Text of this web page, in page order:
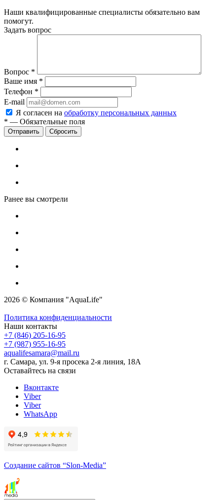
Наши квалифицированные специалисты обязательно вам
помогут.
Задать вопрос
Вопрос *
Ваше имя *
Телефон *
E-mail
Я согласен на обработку персональных данных
* — Обязательные поля
Сбросить
Ранее вы смотрели
2026 © Компания "AquaLife"
Политика конфиденциальности
Наши контакты
+7 (846) 205-16-95
+7 (987) 955-16-95
aqualifesamara@mail.ru
г. Самара, ул. 9-я просека 2-я линия, 18А
Оставайтесь на связи
Вконтакте
Viber
Viber
WhatsApp
Создание сайтов “Slon-Media”